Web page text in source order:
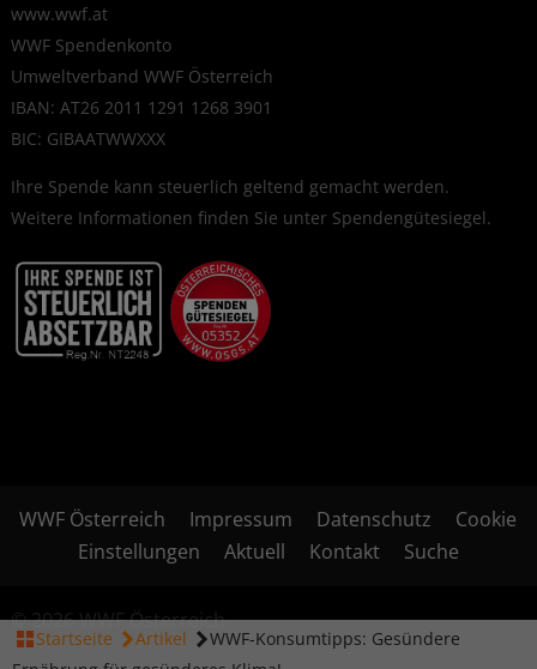
www.wwf.at
WWF Spendenkonto
Umweltverband WWF Österreich
IBAN: AT26 2011 1291 1268 3901
BIC: GIBAATWWXXX
Ihre Spende kann steuerlich geltend gemacht werden.
Weitere Informationen finden Sie unter Spendengütesiegel.
WWF Österreich Impressum Datenschutz
Cookie
Einstellungen
Aktuell Kontakt Suche
© 2026 WWF Österreich
Startseite Artikel
WWF-Konsumtipps: Gesündere